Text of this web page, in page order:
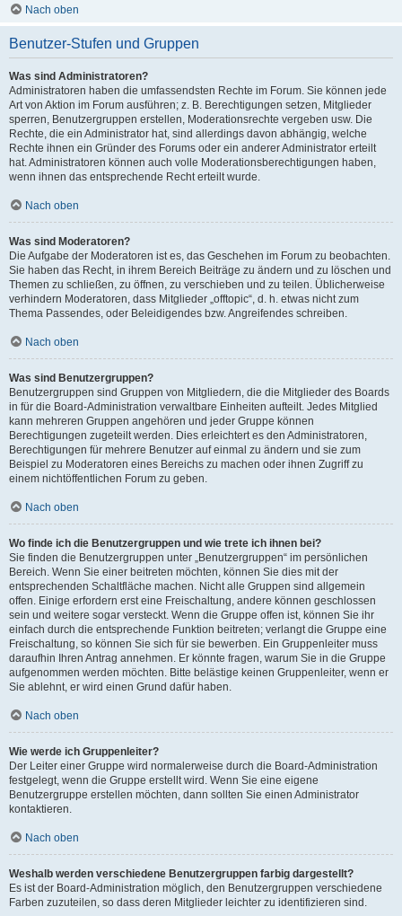
Nach oben
Benutzer-Stufen und Gruppen
Was sind Administratoren?
Administratoren haben die umfassendsten Rechte im Forum. Sie können jede
Art von Aktion im Forum ausführen; z. B. Berechtigungen setzen, Mitglieder
sperren, Benutzergruppen erstellen, Moderationsrechte vergeben usw. Die
Rechte, die ein Administrator hat, sind allerdings davon abhängig, welche
Rechte ihnen ein Gründer des Forums oder ein anderer Administrator erteilt
hat. Administratoren können auch volle Moderationsberechtigungen haben,
wenn ihnen das entsprechende Recht erteilt wurde.
Nach oben
Was sind Moderatoren?
Die Aufgabe der Moderatoren ist es, das Geschehen im Forum zu beobachten.
Sie haben das Recht, in ihrem Bereich Beiträge zu ändern und zu löschen und
Themen zu schließen, zu öffnen, zu verschieben und zu teilen. Üblicherweise
verhindern Moderatoren, dass Mitglieder „offtopic“, d. h. etwas nicht zum
Thema Passendes, oder Beleidigendes bzw. Angreifendes schreiben.
Nach oben
Was sind Benutzergruppen?
Benutzergruppen sind Gruppen von Mitgliedern, die die Mitglieder des Boards
in für die Board-Administration verwaltbare Einheiten aufteilt. Jedes Mitglied
kann mehreren Gruppen angehören und jeder Gruppe können
Berechtigungen zugeteilt werden. Dies erleichtert es den Administratoren,
Berechtigungen für mehrere Benutzer auf einmal zu ändern und sie zum
Beispiel zu Moderatoren eines Bereichs zu machen oder ihnen Zugriff zu
einem nichtöffentlichen Forum zu geben.
Nach oben
Wo finde ich die Benutzergruppen und wie trete ich ihnen bei?
Sie finden die Benutzergruppen unter „Benutzergruppen“ im persönlichen
Bereich. Wenn Sie einer beitreten möchten, können Sie dies mit der
entsprechenden Schaltfläche machen. Nicht alle Gruppen sind allgemein
offen. Einige erfordern erst eine Freischaltung, andere können geschlossen
sein und weitere sogar versteckt. Wenn die Gruppe offen ist, können Sie ihr
einfach durch die entsprechende Funktion beitreten; verlangt die Gruppe eine
Freischaltung, so können Sie sich für sie bewerben. Ein Gruppenleiter muss
daraufhin Ihren Antrag annehmen. Er könnte fragen, warum Sie in die Gruppe
aufgenommen werden möchten. Bitte belästige keinen Gruppenleiter, wenn er
Sie ablehnt, er wird einen Grund dafür haben.
Nach oben
Wie werde ich Gruppenleiter?
Der Leiter einer Gruppe wird normalerweise durch die Board-Administration
festgelegt, wenn die Gruppe erstellt wird. Wenn Sie eine eigene
Benutzergruppe erstellen möchten, dann sollten Sie einen Administrator
kontaktieren.
Nach oben
Weshalb werden verschiedene Benutzergruppen farbig dargestellt?
Es ist der Board-Administration möglich, den Benutzergruppen verschiedene
Farben zuzuteilen, so dass deren Mitglieder leichter zu identifizieren sind.